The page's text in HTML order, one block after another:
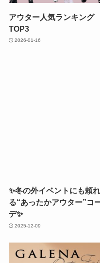
アウター人気ランキング
TOP3
2026-01-16
✨冬の外イベントにも頼れ
る“あったかアウター”コ
デ✨
2025-12-09